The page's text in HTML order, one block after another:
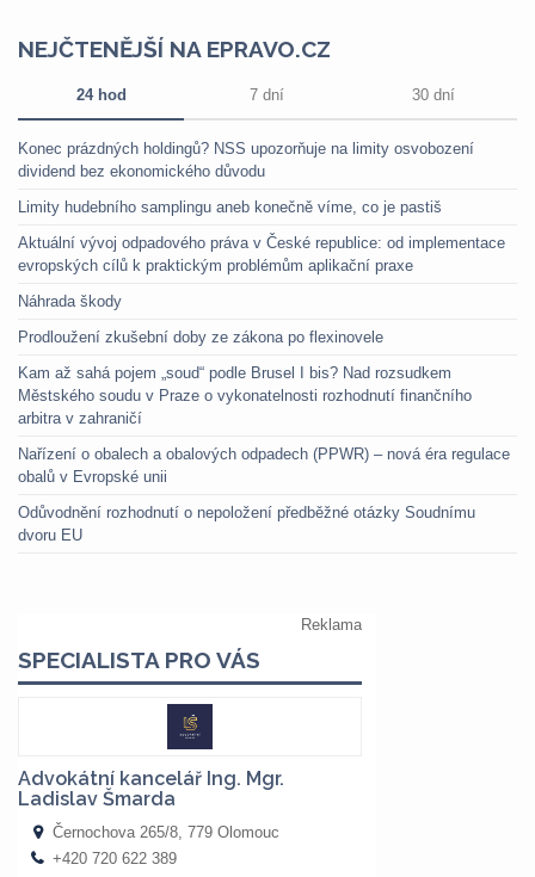
NEJČTENĚJŠÍ NA EPRAVO.CZ
24 hod 7 dní 30 dní
Konec prázdných holdingů? NSS upozorňuje na limity osvobození
dividend bez ekonomického důvodu
Limity hudebního samplingu aneb konečně víme, co je pastiš
Aktuální vývoj odpadového práva v České republice: od implementace
evropských cílů k praktickým problémům aplikační praxe
Náhrada škody
Prodloužení zkušební doby ze zákona po flexinovele
Kam až sahá pojem „soud“ podle Brusel I bis? Nad rozsudkem
Městského soudu v Praze o vykonatelnosti rozhodnutí finančního
arbitra v zahraničí
Nařízení o obalech a obalových odpadech (PPWR) – nová éra regulace
obalů v Evropské unii
Odůvodnění rozhodnutí o nepoložení předběžné otázky Soudnímu
dvoru EU